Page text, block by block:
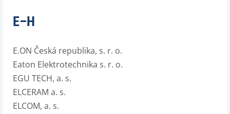
E–H
E.ON Česká republika, s. r. o.
Eaton Elektrotechnika s. r. o.
EGU TECH, a. s.
ELCERAM a. s.
ELCOM, a. s.